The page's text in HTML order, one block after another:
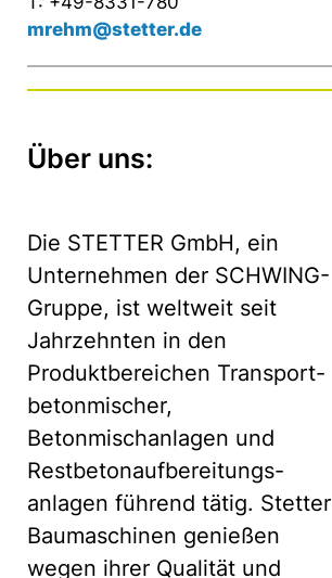
mrehm@stetter.de
Über uns:
Die STETTER GmbH, ein
Unternehmen der SCHWING-
Gruppe, ist weltweit seit
Jahrzehnten in den
Produktbereichen Transport-
betonmischer,
Betonmischanlagen und
Restbetonaufbereitungs-
anlagen führend tätig. Stetter
Baumaschinen genießen
wegen ihrer Qualität und